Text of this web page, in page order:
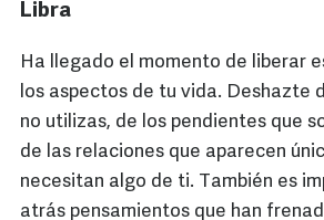
Libra
Ha llegado el momento de liberar
los aspectos de tu vida. Deshazte
no utilizas, de los pendientes que
de las relaciones que aparecen
necesitan algo de ti. También es
atrás pensamientos que han